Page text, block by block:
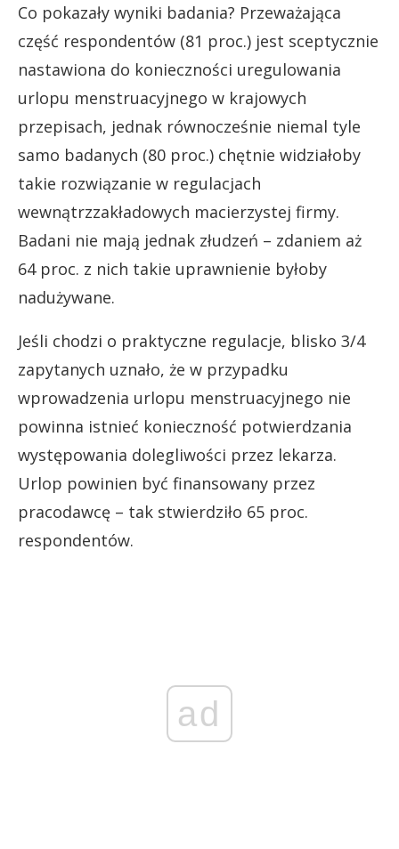
Co pokazały wyniki badania? Przeważająca
część respondentów (81 proc.) jest sceptycznie
nastawiona do konieczności uregulowania
urlopu menstruacyjnego w krajowych
przepisach, jednak równocześnie niemal tyle
samo badanych (80 proc.) chętnie widziałoby
takie rozwiązanie w regulacjach
wewnątrzzakładowych macierzystej firmy.
Badani nie mają jednak złudzeń – zdaniem aż
64 proc. z nich takie uprawnienie byłoby
nadużywane.
Jeśli chodzi o praktyczne regulacje, blisko 3/4
zapytanych uznało, że w przypadku
wprowadzenia urlopu menstruacyjnego nie
powinna istnieć konieczność potwierdzania
występowania dolegliwości przez lekarza.
Urlop powinien być finansowany przez
pracodawcę – tak stwierdziło 65 proc.
respondentów.
ad